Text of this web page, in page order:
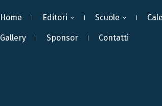
Home Editori Scuole
Gallery Sponsor Contatti